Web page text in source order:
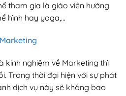
tham gia là giáo viên hướng
hình hay yoga,…
kinh nghiệm về Marketing thì
Trong thời đại hiện với sự phát
dịch vụ này sẽ không bao